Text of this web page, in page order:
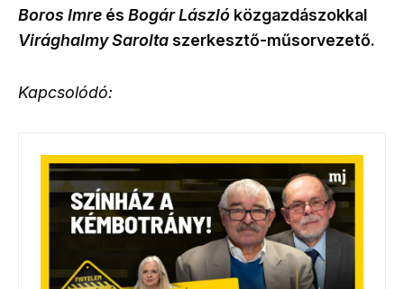
Boros Imre és Bogár László közgazdászokkal
Virághalmy Saroltaszerkesztő-műsorvezető.
Kapcsolódó: